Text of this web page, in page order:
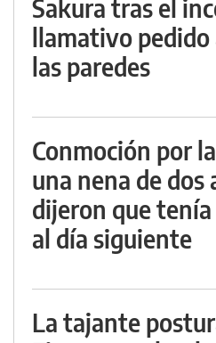
Sakura tras el
llamativo
las paredes
Conmoción por
una nena de dos
dijeron que
al día siguiente
La tajante